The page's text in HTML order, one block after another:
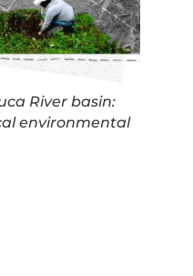
River basin:
environmental